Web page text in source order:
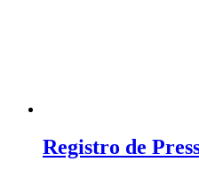
Registro de